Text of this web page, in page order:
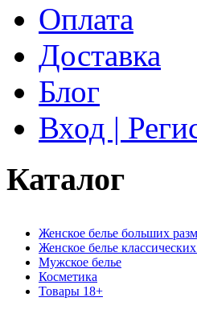
Оплата
Доставка
Блог
Вход |
Каталог
Женское белье больших
Женское белье
Мужское белье
Косметика
Товары 18+